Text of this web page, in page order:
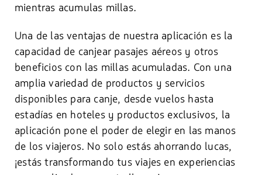
mientras acumulas millas.
Una de las ventajas de nuestra aplicación es la
capacidad de canjear pasajes aéreos y otros
beneficios con las millas acumuladas. Con una
amplia variedad de productos y servicios
disponibles para canje, desde vuelos hasta
estadías en hoteles y productos exclusivos, la
aplicación pone el poder de elegir en las manos
de los viajeros. No solo estás ahorrando lucas,
¡estás transformando tus viajes en experiencias